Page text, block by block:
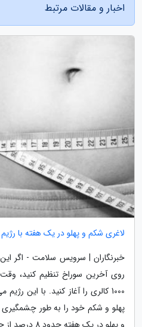
اخبار و مقالات مرتبط
لاغری شکم و پهلو در یک هفته با رژیم 1000 کالری
خبرنگاران | سرویس سلامت - اگر این
روی آخرین سوراخ تنظیم کنید،
1000 کالری را آغاز کنید. با این
پهلو و شکم خود را به طور